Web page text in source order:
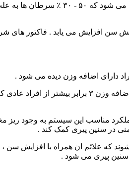
الف ) سرطان : ابتلا به سرطان هر ده
می یابد . فاکتور های
د ) چاقی : چاقی احتمال ابتلا به بیماری هایی را
در سنین پیری کمک کند .
عملکرد های مغزی می شوند که علائم ان
سنین پیری می شود .